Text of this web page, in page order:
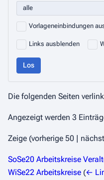
Vorlageneinbindungen
Links ausblenden
Los
Die folgenden Seiten
Angezeigt werden 3
Zeige (vorherige 50
SoSe20 Arbeitskreise
WiSe22 Arbeitskreise (←